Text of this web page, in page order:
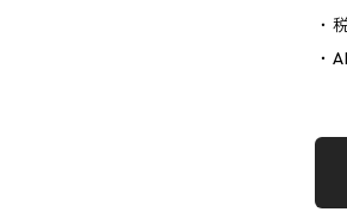
・
・